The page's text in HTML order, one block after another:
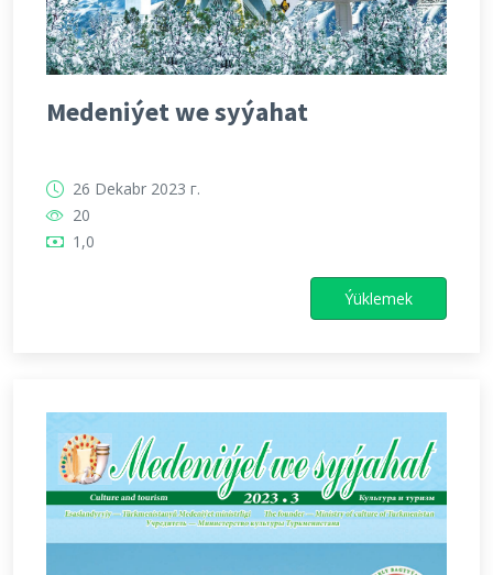
Medeniýet we syýahat
26 Dekabr 2023 г.
20
1,0
Ýüklemek